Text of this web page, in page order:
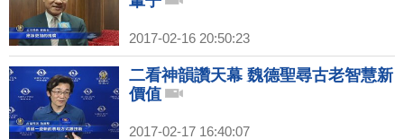
2017-02-16 20:50:23
二看神韻讚天幕 魏德聖尋古老智慧新
價值
2017-02-17 16:40:07